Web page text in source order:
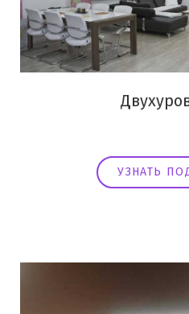
УЗНАТЬ